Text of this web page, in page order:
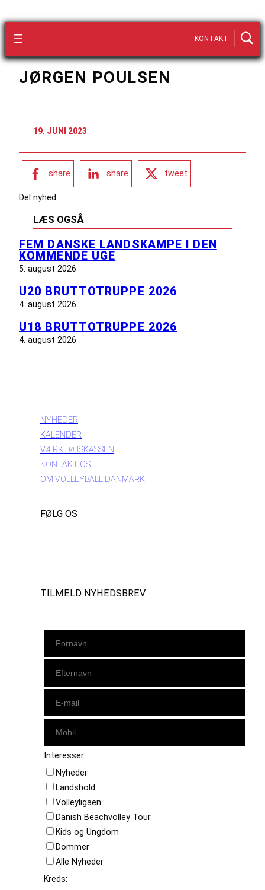
KONTAKT
JØRGEN POULSEN
19. JUNI 2023:
share share tweet
Del nyhed
LÆS OGSÅ
FEM DANSKE LANDSKAMPE I DEN
KOMMENDE UGE
5. august 2026
U20 BRUTTOTRUPPE 2026
4. august 2026
U18 BRUTTOTRUPPE 2026
4. august 2026
NYHEDER
KALENDER
VÆRKTØJSKASSEN
KONTAKT OS
OM VOLLEYBALL DANMARK
FØLG OS
TILMELD NYHEDSBREV
Interesser:
Nyheder
Landshold
Volleyligaen
Danish Beachvolley Tour
Kids og Ungdom
Dommer
Alle Nyheder
Kreds: